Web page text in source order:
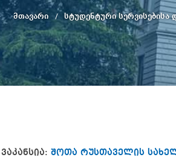
მთავარი სტუდენტური სერვისებისა
ვაკანსია: შოთა რუსთაველის